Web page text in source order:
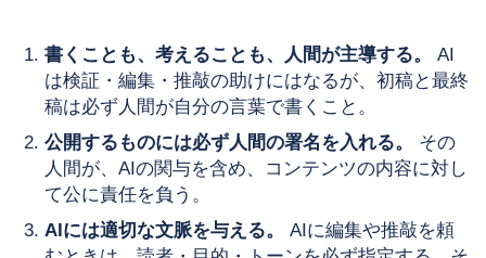
書くことも、考えることも、人間が主導する。
AI
は検証・編集・推敲の助けにはなるが、初稿と最終
稿は必ず人間が自分の言葉で書くこと。
公開するものには必ず人間の署名を入れる。
その
人間が、AIの関与を含め、コンテンツの内容に対し
て公に責任を負う。
AIには適切な文脈を与える。
AIに編集や推敲を頼